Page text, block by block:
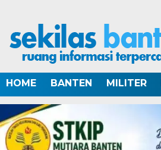
HOME BANTEN MILITER